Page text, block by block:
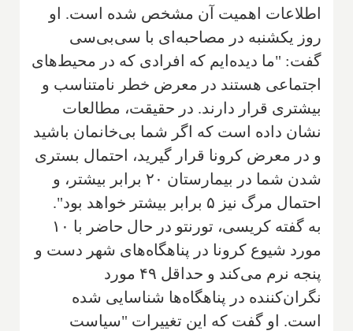
اطلاعات اهمیت آن مشخص شده است. او
روز یکشنبه در مصاحبه‌ای با سی‌بی‌سی
گفت: "ما دیده‌ایم که افرادی که در محیط‌های
اجتماعی هستند در معرض خطر نامتناسب و
بیشتری قرار دارند. در حقیقت، مطالعات
نشان داده است که اگر شما بی‌خانمان باشید
و در معرض کرونا قرار گیرید، احتمال بستری
شدن شما در بیمارستان ۲۰ برابر بیشتر، و
احتمال مرگ نیز ۵ برابر بیشتر خواهد بود".
به گفته کریسی، تورنتو در حال حاضر با ۱۰
مورد شیوع کرونا در پناهگاه‌های شهر دست و
پنجه نرم می‌کند و حداقل ۴۹ مورد
نگران‌کننده در پناهگاه‌ها شناسایی شده
است. او گفت که این تغییرات "سیاست